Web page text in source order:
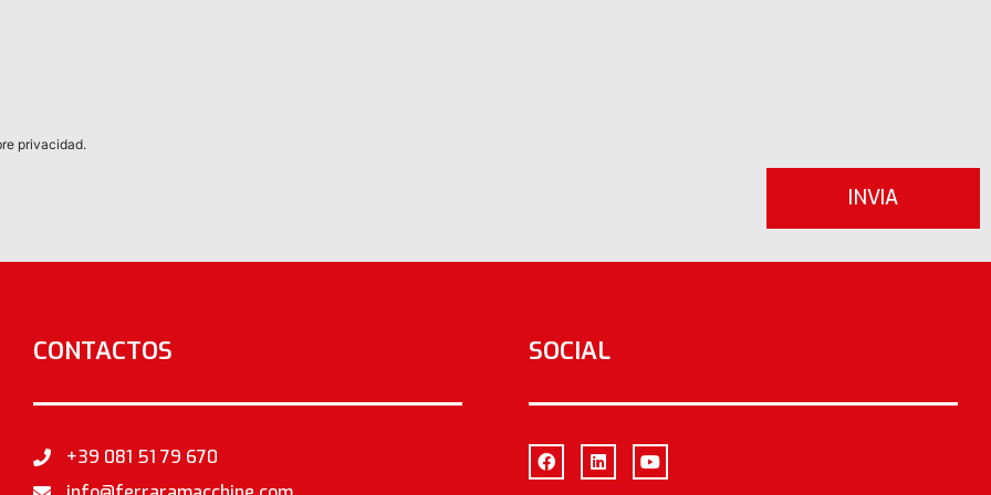
privacidad.
CONTACTOS
+39 081 51 79 670
SOCIAL